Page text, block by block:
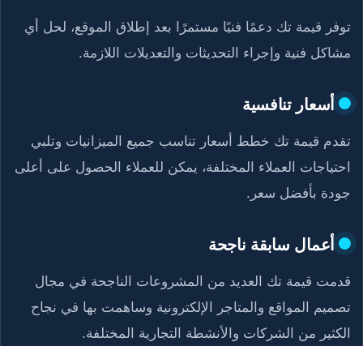
توفر قيمة تك دعمًا فنيًا مستمرًا بعد إطلاق الموقع، لحل أي
مشاكل فنية وإجراء التحديثات والتعديلات اللازمة.
أسعار تنافسية
تقدم قيمة تك خطط أسعار تناسب جميع الميزانيات وتلبي
احتياجات العملاء المختلفة، يمكن للعملاء الحصول على أعلى
جودة بأفضل سعر.
أعمال سابقة ناجحة
قدمت قيمة تك العديد من المشروعات الناجحة في مجال
تصميم المواقع والمتاجر الإلكترونية وساهمت بها في نجاح
الكثير من الشركات والأنشطة التجارية المختلفة.